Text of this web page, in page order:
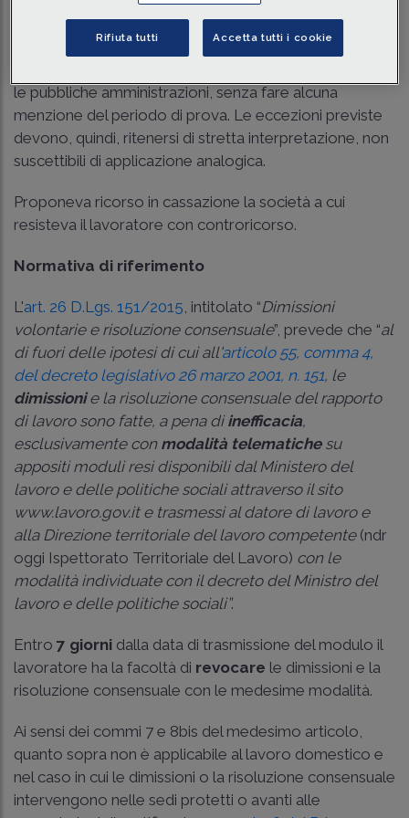
espressamente la propria applicabilità solo in relazione
a tre specifiche ipotesi: il lavoro domestico, le
le pubbliche amministrazioni, senza fare alcuna
menzione del periodo di prova. Le eccezioni previste
devono, quindi, ritenersi di stretta interpretazione, non
suscettibili di applicazione analogica.
Proponeva ricorso in cassazione la società a cui
resisteva il lavoratore con controricorso.
Normativa di riferimento
L'art. 26 D.Lgs. 151/2015 , intitolato “Dimissioni
volontarie e risoluzione consensuale”, prevede che “al
di fuori delle ipotesi di cui all'articolo 55, comma 4,
del decreto legislativo 26 marzo 2001, n. 151, le
dimissionie la risoluzione consensuale del rapporto
di lavoro sono fatte, a pena diinefficacia,
esclusivamente con modalità telematichesu
appositi moduli resi disponibili dal Ministero del
lavoro e delle politiche sociali attraverso il sito
www.lavoro.gov.it e trasmessi al datore di lavoro e
alla Direzione territoriale del lavoro competente (ndr
oggi Ispettorato Territoriale del Lavoro) con le
modalità individuate con il decreto del Ministro del
lavoro e delle politiche sociali”.
Entro 7 giorni dalla data di trasmissione del modulo il
lavoratore ha la facoltà di revocare le dimissioni e la
risoluzione consensuale con le medesime modalità.
Ai sensi dei commi 7 e 8bis del medesimo articolo,
quanto sopra non è applicabile al lavoro domestico e
nel caso in cui le dimissioni o la risoluzione consensuale
intervengono nelle sedi protetti o avanti alle
Rifiuta tutti Accetta tutti i cookie